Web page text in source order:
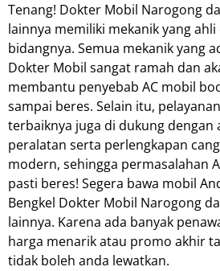
Tenang! Dokter Mobil Narogong
lainnya memiliki mekanik yang ahli
bidangnya. Semua mekanik yang
Dokter Mobil sangat ramah dan
membantu penyebab AC mobil
sampai beres. Selain itu, pelayanan
terbaiknya juga di dukung dengan
peralatan serta perlengkapan
modern, sehingga permasalahan
pasti beres! Segera bawa mobil
Bengkel Dokter Mobil Narogong
lainnya. Karena ada banyak
harga menarik atau promo akhir
tidak boleh anda lewatkan.